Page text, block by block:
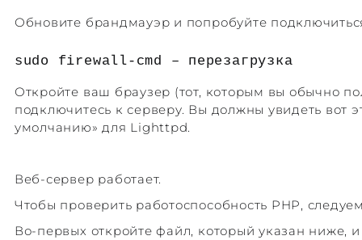
Обновите брандмауэр и попробуйте
sudo firewall-cmd – перезагрузка
Откройте ваш браузер (тот, которым вы обычно
подключитесь к серверу. Вы должны увидеть вот
умолчанию» для Lighttpd.
Веб-сервер работает.
Чтобы проверить работоспособность PHP,
Во-первых откройте файл, который указан ниже, и